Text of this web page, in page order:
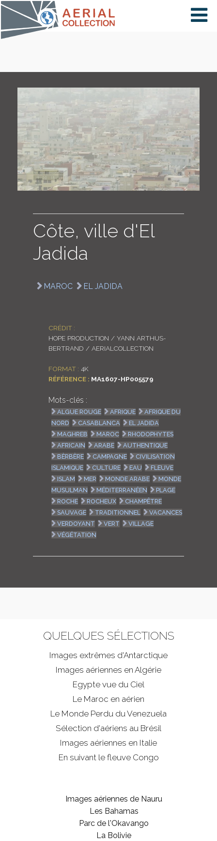
×
PAYS
CARTE
COLLECTIONS
Côte, ville d'El
Jadida
MAROC EL JADIDA
CRÉDIT :
HOPE PRODUCTION / YANN ARTHUS-
BERTRAND / AERIALCOLLECTION
FORMAT : 4K
RÉFÉRENCE : MA1607-HP005579
Mots-clés :
ALGUE ROUGE AFRIQUE
AFRIQUE DU
NORD
CASABLANCA
EL JADIDA
MAGHREB
MAROC
RHODOPHYTES
AFRICAIN
ARABE
AUTHENTIQUE
BÈRBÈRE
CAMPAGNE
CIVILISATION
ISLAMIQUE
CULTURE EAU
FLEUVE
ISLAM
MER MONDE ARABE
MONDE
MUSULMAN
MÉDITERRANÉEN
PLAGE
ROCHE
ROCHEUX
CHAMPÊTRE
SAUVAGE
TRADITIONNEL
VACANCES
VERDOYANT
VERT
VILLAGE
VÉGÉTATION
QUELQUES SÉLECTIONS
Images extrêmes d'Antarctique
Images aériennes en Algérie
Egypte vue du Ciel
Le Maroc en aérien
Le Monde Perdu du Venezuela
Sélection d'aériens au Brésil
Images aériennes en Italie
En suivant le fleuve Congo
Images aériennes de Nauru
Les Bahamas
Parc de l'Okavango
La Bolivie